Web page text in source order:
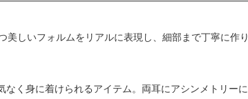
しいフォルムをリアルに表現し、細部まで丁寧に作り
く身に着けられるアイテム。両耳にアシンメトリーに